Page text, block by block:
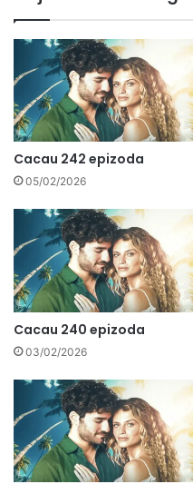
Cacau 242 epizoda
05/02/2026
Cacau 240 epizoda
03/02/2026